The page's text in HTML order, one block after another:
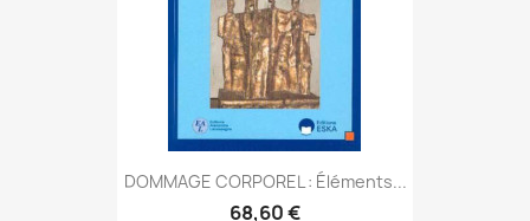
DOMMAGE CORPOREL : Éléments...
68,60 €